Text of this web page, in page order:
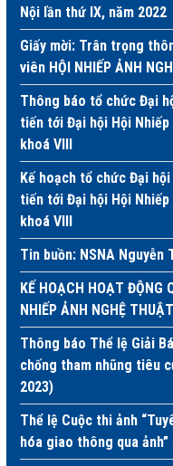
Nội lần thứ IX, năm 2022
Giấy mời: Trân trọng
viên HỘI NHIẾP ẢNH
Thông báo tổ chức Đại
tiến tới Đại hội Hội
khoá VIII
Kế hoạch tổ chức Đại
tiến tới Đại hội Hội
khoá VIII
Tin buồn: NSNA
KẾ HOẠCH HOẠT ĐỘNG
NHIẾP ẢNH NGHỆ
Thông báo Thể lệ Giải
chống tham nhũng tiêu
2023)
Thể lệ Cuộc thi ảnh
hóa giao thông qua ảnh”